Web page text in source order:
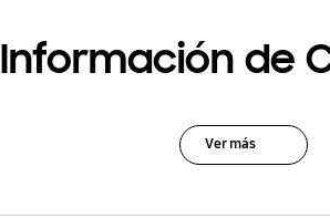
Información de
Ver más